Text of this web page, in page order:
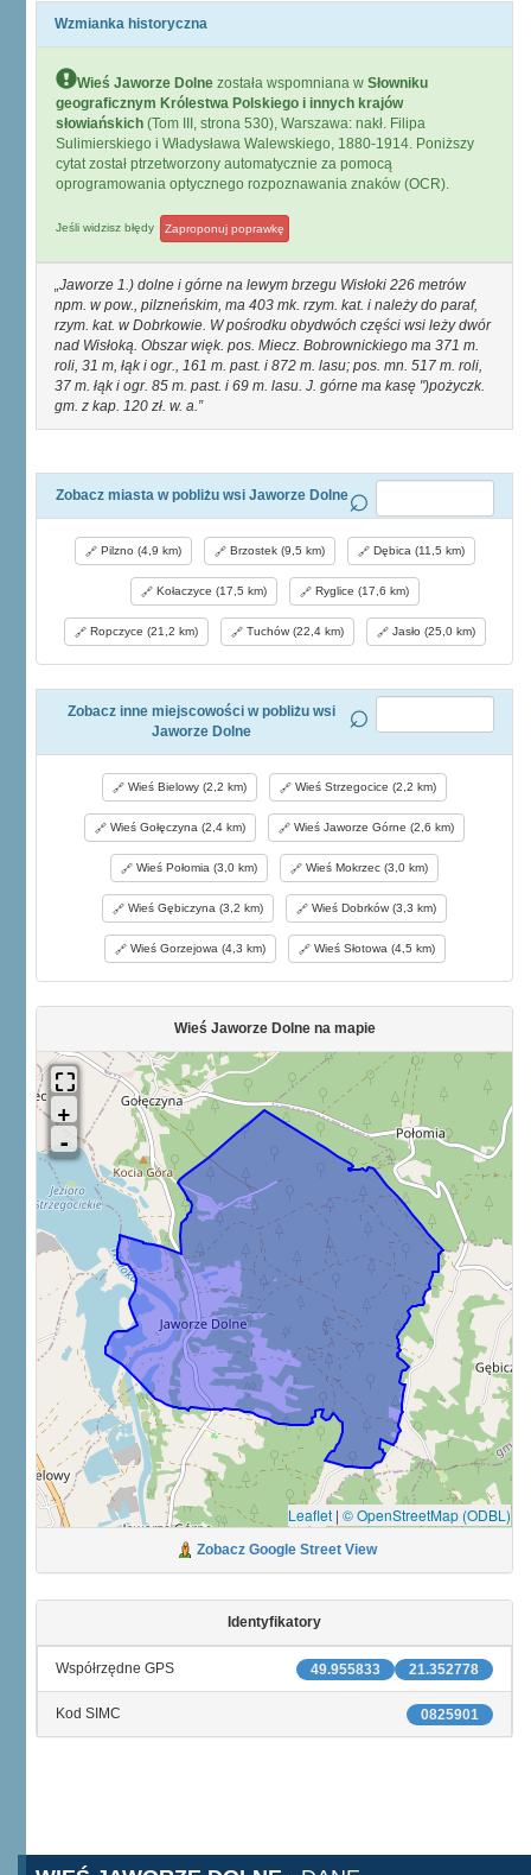
Wzmianka historyczna
Wieś Jaworze Dolne została wspomniana w Słowniku
geograficznym Królestwa Polskiego i innych krajów
słowiańskich (Tom III, strona 530), Warszawa: nakł. Filipa
Sulimierskiego i Władysława Walewskiego, 1880-1914. Poniższy
cytat został ptrzetworzony automatycznie za pomocą
oprogramowania optycznego rozpoznawania znaków (OCR).
Jeśli widzisz błędy Zaproponuj poprawkę
Jaworze 1.) dolne i górne na lewym brzegu Wisłoki 226 metrów
npm. w pow., pilzneńskim, ma 403 mk. rzym. kat. i należy do paraf,
rzym. kat. w Dobrkowie. W pośrodku obydwóch części wsi leży dwór
nad Wisłoką. Obszar więk. pos. Miecz. Bobrownickiego ma 371 m.
roli, 31 m, łąk i ogr., 161 m. past. i 872 m. lasu; pos. mn. 517 m. roli,
37 m. łąk i ogr. 85 m. past. i 69 m. lasu. J. górne ma kasę ")pożyczk.
gm. z kap. 120 zł. w. a.
Zobacz miasta w pobliżu wsi Jaworze Dolne
Pilzno (4,9 km) Brzostek (9,5 km) Dębica (11,5 km)
Kołaczyce (17,5 km) Ryglice (17,6 km)
Ropczyce (21,2 km) Tuchów (22,4 km) Jasło (25,0 km)
Zobacz inne miejscowości w pobliżu wsi
Jaworze Dolne
Wieś Bielowy (2,2 km) Wieś Strzegocice (2,2 km)
Wieś Gołęczyna (2,4 km) Wieś Jaworze Górne (2,6 km)
Wieś Połomia (3,0 km) Wieś Mokrzec (3,0 km)
Wieś Gębiczyna (3,2 km) Wieś Dobrków (3,3 km)
Wieś Gorzejowa (4,3 km) Wieś Słotowa (4,5 km)
Wieś Jaworze Dolne na mapie
Leaflet | © OpenStreetMap (ODBL)
Zobacz Google Street View
Identyfikatory
21.352778
49.955833
Współrzędne GPS
0825901
Kod SIMC